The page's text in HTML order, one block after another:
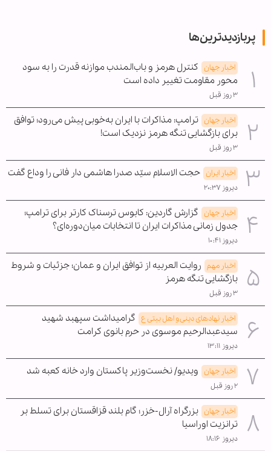
پربازدیدترین‌ها
اخبار جهان کنترل هرمز و باب‌المندب موازنه قدرت را به سود
محور مقاومت تغییر داده است
۳ روز قبل
اخبار جهان ترامپ: مذاکرات با ایران به‌خوبی پیش می‌رود؛ توافق
برای بازگشایی تنگه هرمز نزدیک است!
۳ روز قبل
اخبار ایران حجت الاسلام سیّد صدرا هاشمی دار فانی را وداع گفت
دیروز ۲۰:۳۷
اخبار جهان گزارش گاردین: کابوس ترسناک کارتر برای ترامپ؛
جدول زمانی مذاکرات ایران تا انتخابات میان‌دوره‌ای؟
دیروز ۱۰:۴۱
اخبار مهم روایت العربیه از توافق ایران و عمان؛ جزئیات و شروط
بازگشایی تنگه هرمز
۳ روز قبل
اخبار نهادهای دینی و اهل بیتی ع گرامیداشت سپهبد شهید
سیدعبدالرحیم موسوی در حرم بانوی کرامت
دیروز ۱۳:۱۱
اخبار جهان ویدیو/ نخست‌وزیر پاکستان وارد خانه کعبه شد
۲ روز قبل
اخبار جهان بزرگراه آرال-خزر؛ گام بلند قزاقستان برای تسلط بر
ترانزیت اوراسیا
دیروز ۱۸:۱۶